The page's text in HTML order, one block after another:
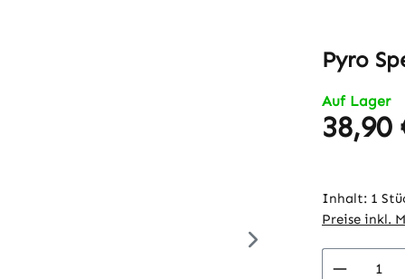
Pyro
Auf Lager
Regulärer
38,90
Inhalt: 1
Preise inkl.